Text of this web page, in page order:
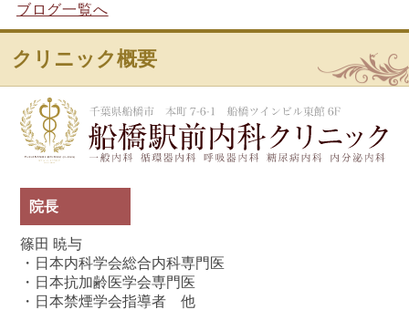
ブログ一覧へ
クリニック概要
院長
篠田 暁与
・日本内科学会総合内科専門医
・日本抗加齢医学会専門医
・日本禁煙学会指導者 他